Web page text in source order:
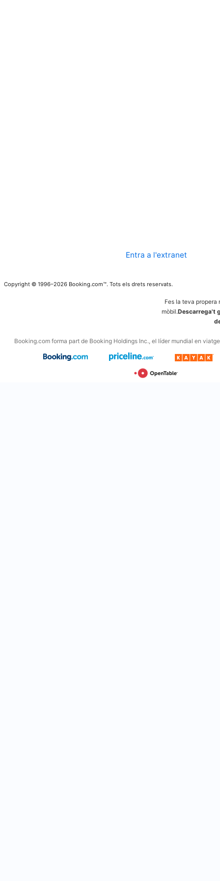
Entra a l'extranet
Copyright © 1996–2026 Booking.com™. Tots els drets reservats.
Fes la teva propera
mòbil.Descarrega't
Booking.com forma part de Booking Holdings Inc., el líder mundial en